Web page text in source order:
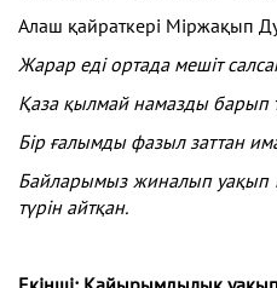
Алаш қайраткері Міржақып
Жарар еді ортада мешіт
Қаза қылмай намазды барып
Бір ғалымды фазыл заттан
Байларымыз жиналып уақып
түрін айтқан.